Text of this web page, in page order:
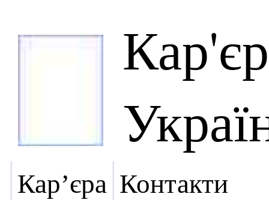
Кар’єра Контакти